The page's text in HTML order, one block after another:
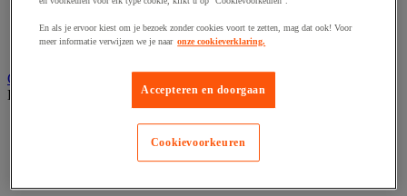
Verlengsnoer, stekkerdoos en kapelhaspel
Wandcontactdoos en schakelaar
Gereedschap opbergen
Bekijk de hele productgroep
Assortimentsdoos en gereedschapkoffer
Gereedschapskist en opbergtas
Gereedschapskoffer en versterkte kist
En als je ervoor kiest om je bezoek zonder cookies voort te zetten, mag dat ook! Voor
meer informatie verwijzen we je naar onze cookieverklaring.
Accepteren en doorgaan
Cookievoorkeuren